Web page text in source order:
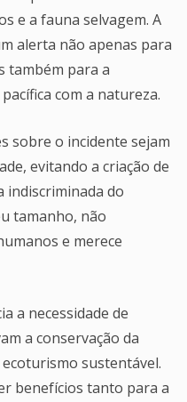
e a fauna selvagem. A
alerta não apenas para
também para a
com a natureza.
sobre o incidente sejam
evitando a criação de
indiscriminada do
tamanho, não
e merece
a necessidade de
a conservação da
sustentável.
benefícios tanto para a